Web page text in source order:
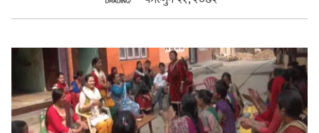
सुचनाहरु
स्वास्थ्य
भिडियो